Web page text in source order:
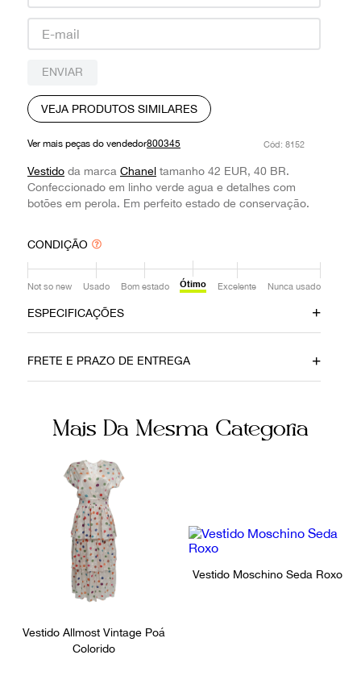
ENVIAR
VEJA PRODUTOS SIMILARES
Ver mais peças do vendedor800345 : 8152
Vestido da marca Chanel tamanho 42 EUR, 40 BR.
Confeccionado em linho verde agua e detalhes com
botões em perola. Em perfeito estado de conservação.
CONDIÇÃO
Not so new Usado Bom estado Ótimo Excelente Nunca usado
ESPECIFICAÇÕES
Linho Verde
Sem fecho 800345
Ocasião
Festa
FRETE E PRAZO DE ENTREGA
Mais Da Mesma Categoria
Vestido Allmost Vintage Poá
Colorido
Vestido Moschino Seda Roxo
burberry
prada
louis vuitton